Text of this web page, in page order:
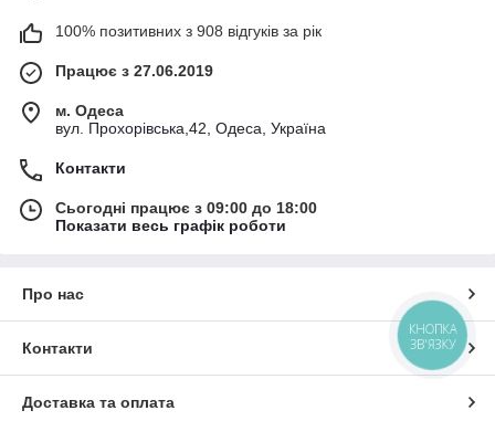
100% позитивних з 908 відгуків за рік
Працює з 27.06.2019
м. Одеса
вул. Прохорівська,42, Одеса, Україна
Контакти
Сьогодні працює з 09:00 до 18:00
Показати весь графік роботи
Про нас
Контакти
Доставка та оплата
КНОПКА
ЗВ'ЯЗКУ